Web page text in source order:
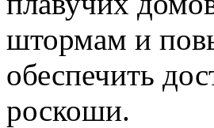
штормам и
обеспечить
роскоши.